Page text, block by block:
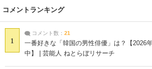
コメントランキング
1
コメント数： 21
一番好きな「韓国の男性俳優」は？【2026
中】 | 芸能人 ねとらぼリサーチ